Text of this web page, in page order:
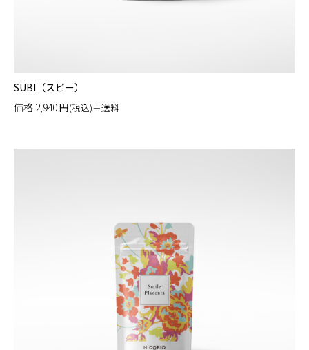
SUBI（スビー）
価格 2,940円(税込)＋送料